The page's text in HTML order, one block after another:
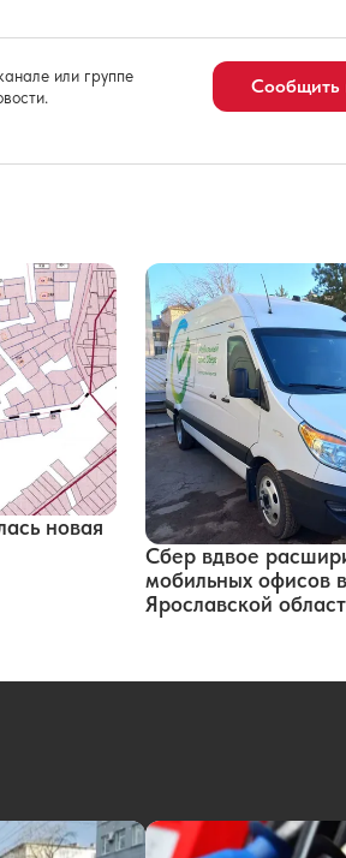
или группе
Сообщить
новая
Сбер вдвое
мобильных офисов в
Ярославской